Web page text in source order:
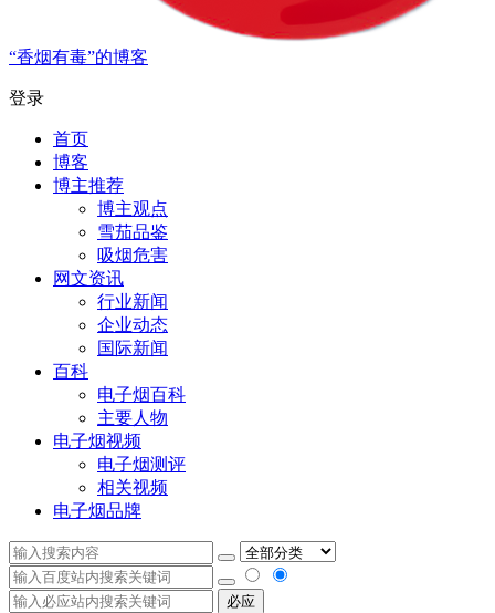
“香烟有毒”的博客
登录
首页
博客
博主推荐
博主观点
雪茄品鉴
吸烟危害
网文资讯
行业新闻
企业动态
国际新闻
百科
电子烟百科
主要人物
电子烟视频
电子烟测评
相关视频
电子烟品牌
必应